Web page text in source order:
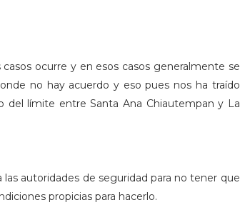
ocurre y en esos casos generalmente se
no hay acuerdo y eso pues nos ha traído
del límite entre Santa Ana Chiautempan y La
autoridades de seguridad para no tener que
propicias para hacerlo.